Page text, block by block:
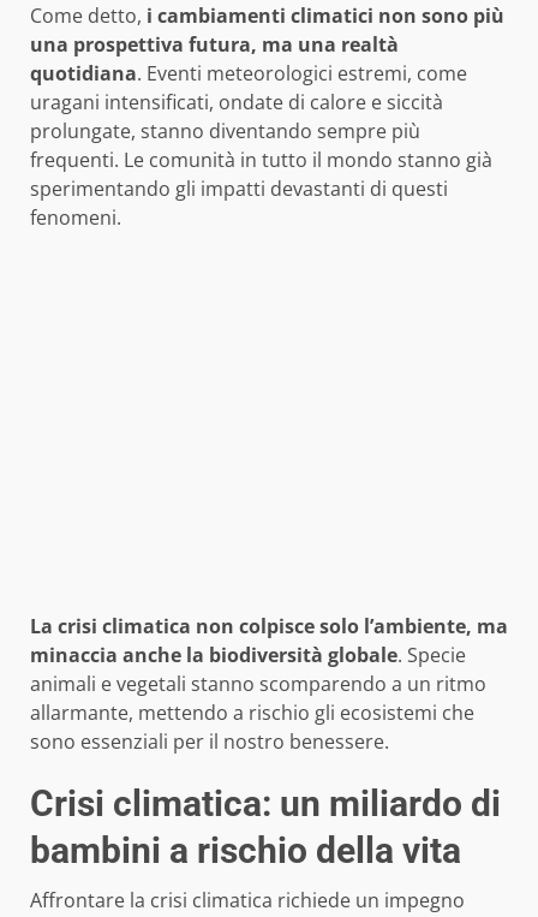
Come detto, i cambiamenti climatici non sono più
una prospettiva futura, ma una realtà
quotidiana. Eventi meteorologici estremi, come
uragani intensificati, ondate di calore e siccità
prolungate, stanno diventando sempre più
frequenti. Le comunità in tutto il mondo stanno già
sperimentando gli impatti devastanti di questi
fenomeni.
La crisi climatica non colpisce solo l’ambiente, ma
minaccia anche la biodiversità globale. Specie
animali e vegetali stanno scomparendo a un ritmo
allarmante, mettendo a rischio gli ecosistemi che
sono essenziali per il nostro benessere.
Crisi climatica: un miliardo di
bambini a rischio della vita
Affrontare la crisi climatica richiede un impegno